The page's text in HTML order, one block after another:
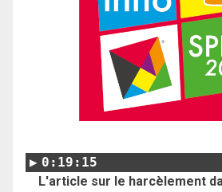
0:19:15
L'article sur le harcèlement